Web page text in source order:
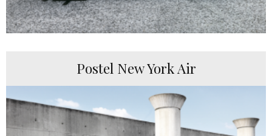
Postel New York Air